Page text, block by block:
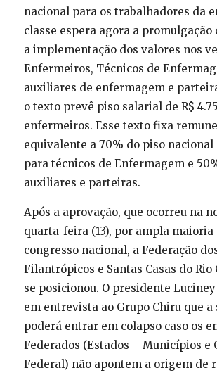
nacional para os trabalhadores da
classe espera agora a promulgação
a implementação dos valores nos
Enfermeiros, Técnicos de
auxiliares de enfermagem e
o texto prevê piso salarial de R$
enfermeiros. Esse texto fixa
equivalente a 70% do piso
para técnicos de Enfermagem e
auxiliares e parteiras.
Após a aprovação, que ocorreu na
quarta-feira (13), por ampla maioria
congresso nacional, a Federação
Filantrópicos e Santas Casas do Rio
se posicionou. O presidente
em entrevista ao Grupo Chiru que a
poderá entrar em colapso caso os
Federados (Estados – Municípios e
Federal) não apontem a origem de